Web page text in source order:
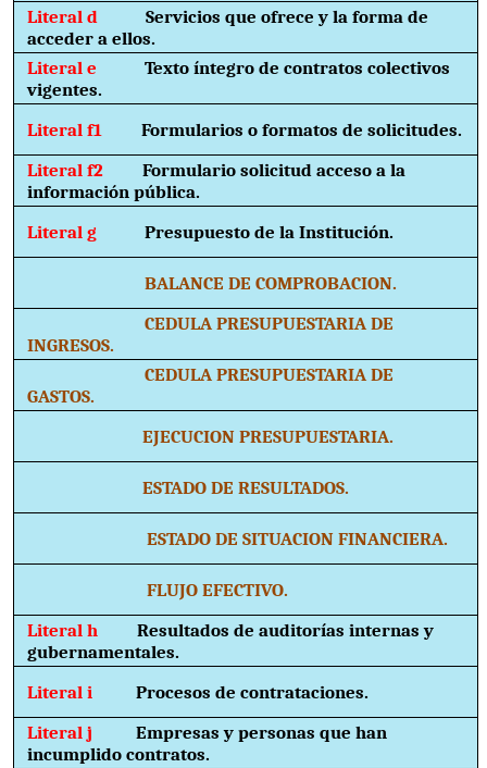
Literal dServicios que ofrece y la forma de
acceder a ellos.
Literal eTexto íntegro de contratos colectivos
vigentes.
Literal f1Formularios o formatos de solicitudes.
Literal f2Formulario solicitud acceso a la
información pública.
Literal gPresupuesto de la Institución.
BALANCE DE COMPROBACION.
CEDULA PRESUPUESTARIA DE
INGRESOS.
CEDULA PRESUPUESTARIA DE
GASTOS.
EJECUCION PRESUPUESTARIA.
ESTADO DE RESULTADOS.
ESTADO DE SITUACION FINANCIERA.
FLUJO EFECTIVO.
Literal hResultados de auditorías internas y
gubernamentales.
Literal iProcesos de contrataciones.
Literal jEmpresas y personas que han
incumplido contratos.